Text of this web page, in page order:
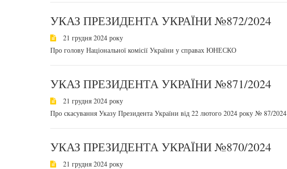
УКАЗ ПРЕЗИДЕНТА УКРАЇНИ №872/2024
21 грудня 2024 року
Про голову Національної комісії України у справах ЮНЕСКО
УКАЗ ПРЕЗИДЕНТА УКРАЇНИ №871/2024
21 грудня 2024 року
Про скасування Указу Президента України від 22 лютого 2024 року № 87/2024
УКАЗ ПРЕЗИДЕНТА УКРАЇНИ №870/2024
21 грудня 2024 року